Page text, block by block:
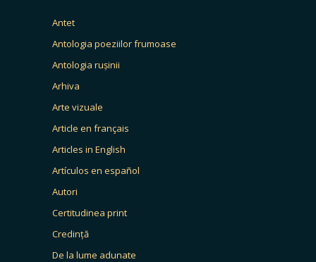
Antet
Antologia poeziilor frumoase
Antologia rușinii
Arhiva
Arte vizuale
Article en français
Articles in English
Artículos en español
Autori
Certitudinea print
Credință
De la lume adunate